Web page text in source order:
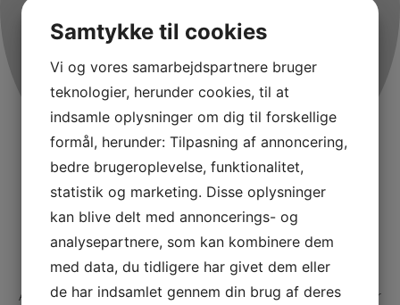
Bliv kontaktet af Gadeberg
Hos Gadeberg Auto får du mere end 20 års erfaring og
rådgivning, samt møder Jacob og Peter
At handle med biler, er for os mere end blot et job – det er
Samtykke til cookies
Vi og vores samarbejdspartnere bruger
teknologier, herunder cookies, til at
indsamle oplysninger om dig til forskellige
formål, herunder: Tilpasning af annoncering,
bedre brugeroplevelse, funktionalitet,
statistik og marketing. Disse oplysninger
kan blive delt med annoncerings- og
analysepartnere, som kan kombinere dem
med data, du tidligere har givet dem eller
de har indsamlet gennem din brug af deres